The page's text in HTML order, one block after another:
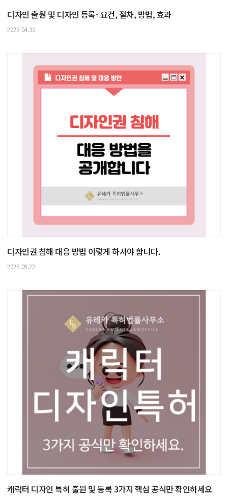
디자인 출원 및 디자인 등록- 요건, 절차, 방법, 효과
2023.04.30
디자인권 침해 대응 방법 이렇게 하셔야 합니다.
2023.09.22
캐릭터 디자인 특허 출원 및 등록 3가지 핵심 공식만 확인하세요